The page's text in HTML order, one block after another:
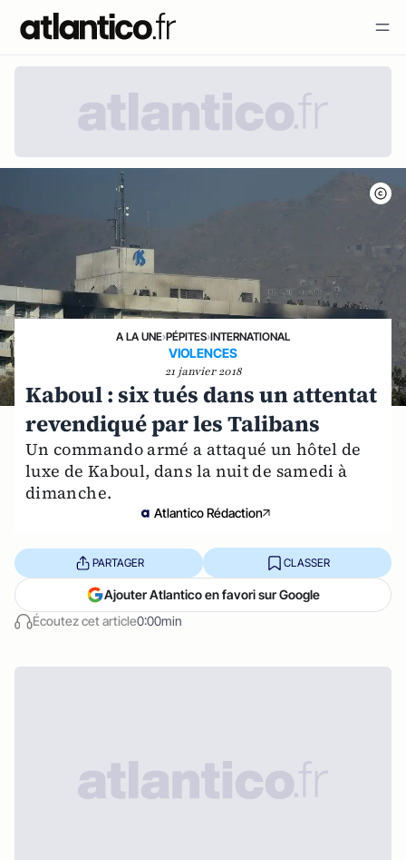
A LA UNE›PÉPITES›INTERNATIONAL
VIOLENCES
21 janvier 2018
Kaboul : six tués dans un attentat
revendiqué par les Talibans
Un commando armé a attaqué un hôtel de
luxe de Kaboul, dans la nuit de samedi à
dimanche.
Atlantico Rédaction
Écoutez cet article0:00min
PARTAGER CLASSER
Ajouter Atlantico en favori sur Google